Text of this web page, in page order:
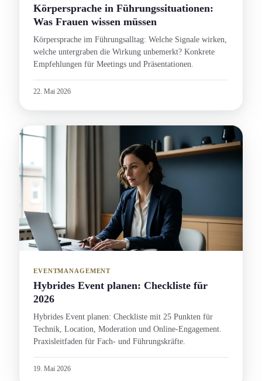
Körpersprache in Führungs­situation­en:
Was Frauen wissen müssen
Körpersprache im Führungs­alltag: Welche Signale wirken,
welche untergraben die Wirkung unbemerkt? Konkrete
Empfehlung­en für Meetings und Präsentation­en.
22. Mai 2026
EVENTMANAGEMENT
Hybrides Event planen: Checkliste für
2026
Hybrides Event planen: Checkliste mit 25 Punkten für
Technik, Location, Moderation und Online-Engagement.
Praxisleitfaden für Fach- und Führungs­kräfte.
19. Mai 2026